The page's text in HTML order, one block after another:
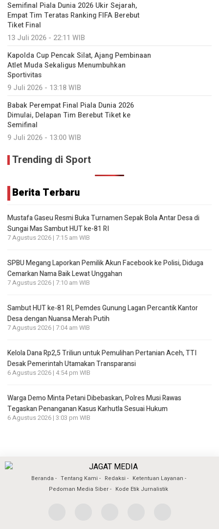
Semifinal Piala Dunia 2026 Ukir Sejarah,
Empat Tim Teratas Ranking FIFA Berebut
Tiket Final
13 Juli 2026 - 22:11 WIB
Kapolda Cup Pencak Silat, Ajang Pembinaan
Atlet Muda Sekaligus Menumbuhkan
Sportivitas
9 Juli 2026 - 13:18 WIB
Babak Perempat Final Piala Dunia 2026
Dimulai, Delapan Tim Berebut Tiket ke
Semifinal
9 Juli 2026 - 13:00 WIB
Trending di Sport
Berita Terbaru
Mustafa Gaseu Resmi Buka Turnamen Sepak Bola Antar Desa di
Sungai Mas Sambut HUT ke-81 RI
7 Agustus 2026 | 7:15 am WIB
SPBU Megang Laporkan Pemilik Akun Facebook ke Polisi, Diduga
Cemarkan Nama Baik Lewat Unggahan
7 Agustus 2026 | 7:10 am WIB
Sambut HUT ke-81 RI, Pemdes Gunung Lagan Percantik Kantor
Desa dengan Nuansa Merah Putih
7 Agustus 2026 | 7:04 am WIB
Kelola Dana Rp2,5 Triliun untuk Pemulihan Pertanian Aceh, TTI
Desak Pemerintah Utamakan Transparansi
6 Agustus 2026 | 4:54 pm WIB
Warga Demo Minta Petani Dibebaskan, Polres Musi Rawas
Tegaskan Penanganan Kasus Karhutla Sesuai Hukum
6 Agustus 2026 | 3:03 pm WIB
Beranda Tentang Kami Redaksi
Ketentuan Layanan
Pedoman Media Siber
Kode Etik Jurnalistik